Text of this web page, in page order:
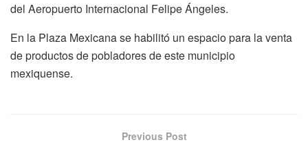
del Aeropuerto Internacional Felipe Ángeles.
En la Plaza Mexicana se habilitó un espacio para la venta
de productos de pobladores de este municipio
mexiquense.
Previous Post